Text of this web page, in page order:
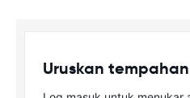
Uruskan